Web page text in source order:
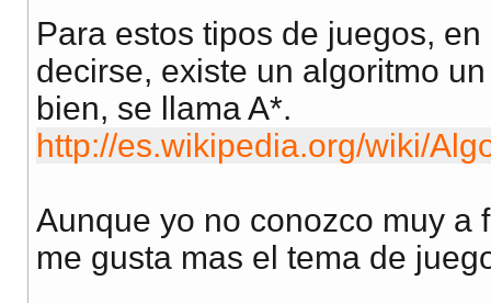
Para estos tipos de juegos,
decirse, existe un algoritmo
bien, se llama A*.
http://es.wikipedia.org/wiki/
Aunque yo no conozco muy a
me gusta mas el tema de